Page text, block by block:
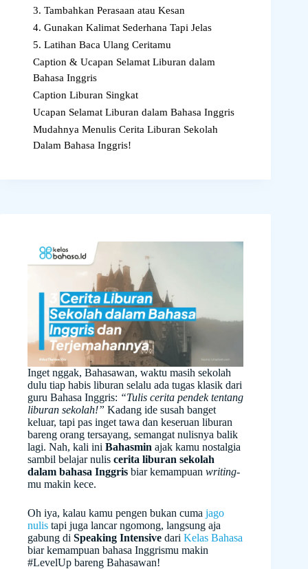
Inget nggak, Bahasawan, waktu masih sekolah
dulu tiap habis liburan selalu ada tugas klasik dari
guru Bahasa Inggris: “Tulis cerita pendek tentang
liburan sekolah!” Kadang ide susah banget
keluar, tapi pas inget tawa dan keseruan liburan
bareng orang tersayang, semangat nulisnya balik
lagi. Nah, kali ini Bahasmin ajak kamu nostalgia
sambil belajar nulis cerita liburan sekolah
dalam bahasa Inggris biar kemampuan writing-
mu makin kece.
Oh iya, kalau kamu pengen bukan cuma jago
nulis tapi juga lancar ngomong, langsung aja
gabung di Speaking Intensive dari Kelas Bahasa
biar kemampuan bahasa Inggrismu makin
#LevelUp bareng Bahasawan!
3. Tambahkan Perasaan atau Kesan
4. Gunakan Kalimat Sederhana Tapi Jelas
5. Latihan Baca Ulang Ceritamu
Caption & Ucapan Selamat Liburan dalam
Bahasa Inggris
Caption Liburan Singkat
Ucapan Selamat Liburan dalam Bahasa Inggris
Mudahnya Menulis Cerita Liburan Sekolah
Dalam Bahasa Inggris!